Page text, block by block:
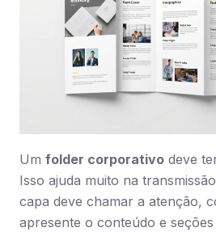
Um folder corporativo deve
Isso ajuda muito na
capa deve chamar a atenção,
apresente o conteúdo e